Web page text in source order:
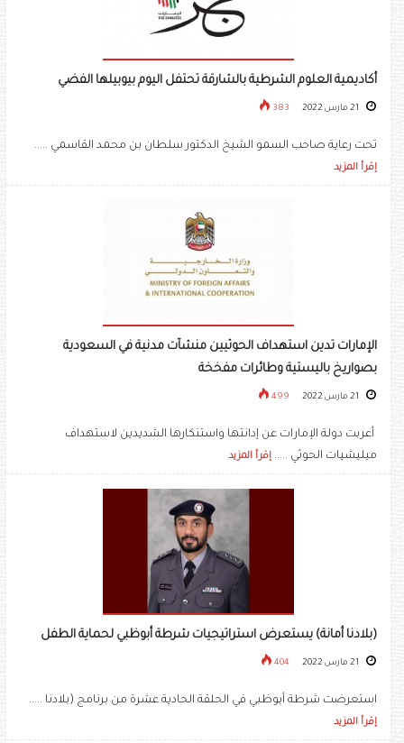
أكاديمية العلوم الشرطية بالشارقة تحتفل اليوم بيوبيلها الفضي
383
تحت رعاية صاحب السمو الشيخ الدكتور سلطان بن محمد القاسمي .....
إقرأ المزيد
الإمارات تدين استهداف الحوثيين منشآت مدنية في السعودية
بصواريخ باليستية وطائرات مفخخة
499
أعربت دولة الإمارات عن إدانتها واستنكارها الشديدين لاستهداف
ميليشيات الحوثي ..... إقرأ المزيد
(بلادنا أمانة) يستعرض استراتيجيات شرطة أبوظبي لحماية الطفل
404
استعرضت شرطة أبوظبي في الحلقة الحادية عشرة من برنامج (بلادنا .....
إقرأ المزيد